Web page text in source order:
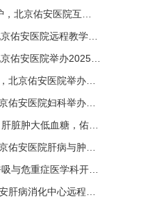
，北京佑安医院互…
京佑安医院远程教学…
京佑安医院举办2025…
，北京佑安医院举办…
京佑安医院妇科举办…
肝脏肿大低血糖，佑…
京佑安医院肝病与肿…
吸与危重症医学科开…
安肝病消化中心远程…